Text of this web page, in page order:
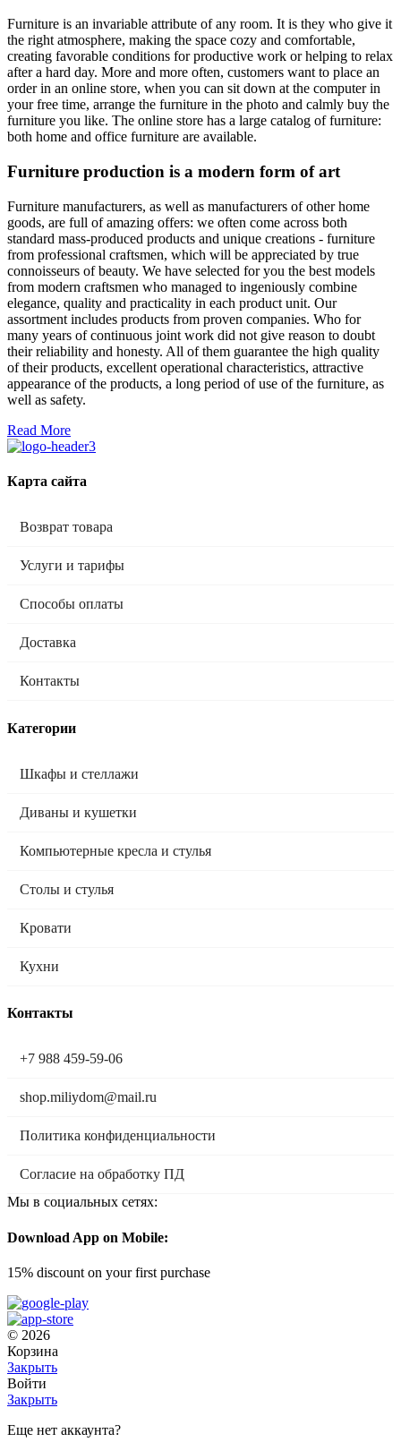
Furniture is an invariable attribute of any room. It is they who give it
the right atmosphere, making the space cozy and comfortable,
creating favorable conditions for productive work or helping to relax
after a hard day. More and more often, customers want to place an
order in an online store, when you can sit down at the computer in
your free time, arrange the furniture in the photo and calmly buy the
furniture you like. The online store has a large catalog of furniture:
both home and office furniture are available.
Furniture production is a modern form of art
Furniture manufacturers, as well as manufacturers of other home
goods, are full of amazing offers: we often come across both
standard mass-produced products and unique creations - furniture
from professional craftsmen, which will be appreciated by true
connoisseurs of beauty. We have selected for you the best models
from modern craftsmen who managed to ingeniously combine
elegance, quality and practicality in each product unit. Our
assortment includes products from proven companies. Who for
many years of continuous joint work did not give reason to doubt
their reliability and honesty. All of them guarantee the high quality
of their products, excellent operational characteristics, attractive
appearance of the products, a long period of use of the furniture, as
well as safety.
Read More
Карта сайта
Возврат товара
Услуги и тарифы
Способы оплаты
Доставка
Контакты
Категории
Шкафы и стеллажи
Диваны и кушетки
Компьютерные кресла и стулья
Столы и стулья
Кровати
Кухни
Контакты
+7 988 459-59-06
shop.miliydom@mail.ru
Политика конфиденциальности
Согласие на обработку ПД
Мы в социальных сетях:
Download App on Mobile:
15% discount on your first purchase
© 2026
Корзина
Закрыть
Войти
Закрыть
Еще нет аккаунта?